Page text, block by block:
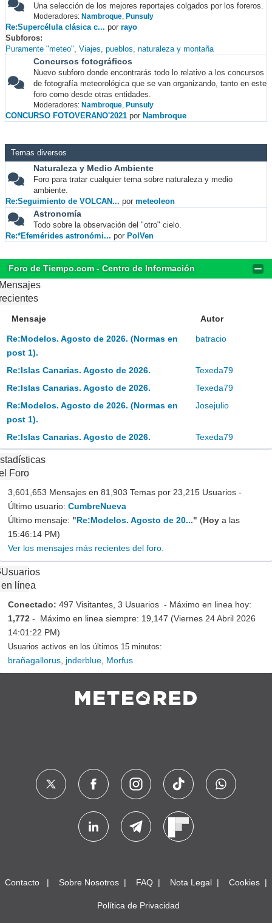
Una selección de los mejores reportajes colgados por los foreros.
Moderadores: Nambroque, Punsuly
Re:Supercélula clásica c... por rayo
Subforos
Puramente "meteo" Viajes, pueblos, naturaleza y montaña
Concursos fotográficos
Nuevo subforo donde encontrarás todo lo relativo a los concursos
de fotografía meteorológica que se van organizando, tanto en este
foro como desde otras entidades.
Moderadores: Nambroque, Punsuly
CONCURSO FOTOVERANO'2021 por Nambroque
Temas diversos
Naturaleza y Medio Ambiente
Foro para tratar cualquier tema sobre naturaleza y medio
ambiente.
Re:Seguimiento de VOLCAN... por meteoleon
Astronomía
Todo sobre la observación del "otro" cielo.
Re:*Efemérides astronómi... por PolVen
Foro de Tiempo.com - Centro de Información
Mensaje Autor
Re:Modelos. Agosto de 2026. (Normas en
post 1).
batracio
Re:Islas Canarias. Agosto de 2026.
Texeda79
Re:Islas Canarias. Agosto de 2026.
Texeda79
Re:Modelos. Agosto de 2026. (Normas en
post 1).
Josejulio
Re:Islas Canarias. Agosto de 2026. Texeda79
Foro
3,601,653 Mensajes en 81,903 Temas por 23,215 Usuarios -
Último usuario: CumbreNueva
Último mensaje: "Re:Modelos. Agosto de 20..." (Hoy a las
15:46:14 PM)
Ver los mensajes más recientes del foro.
Usuarios
en línea
Conectado: 497 Visitantes, 3 Usuarios - Máximo en linea hoy:
1,772 - Máximo en linea siempre: 19,147 (Viernes 24 Abril 2026
14:01:22 PM)
Usuarios activos en los últimos 15 minutos:
brañagallorus jnderblue Morfus
Contacto Sobre Nosotros FAQ Nota Legal Cookies
Política de Privacidad